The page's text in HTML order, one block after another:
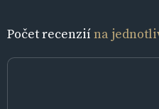
Počet recenziína